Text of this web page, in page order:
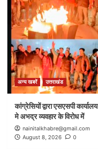
अन्य खबरें उत्तराखंड
कांग्रेसियों द्वारा एसएसपी कार्यालय
मे अभद्र व्यवहार के विरोध में
nainitalkhabre@gmail.com
August 8, 2026
0